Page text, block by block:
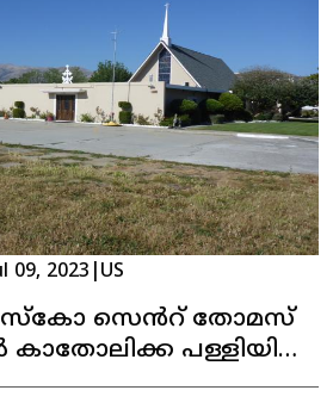
09, 2023 US
സെൻറ് തോമസ്
പള്ളിയിലെ